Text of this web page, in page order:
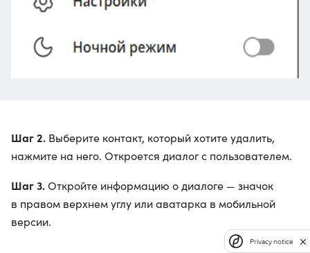
Шаг 2. Выберите контакт, который хотите удалить,
нажмите на него. Откроется диалог с пользователем.
Шаг 3.Откройте информацию о диалоге — значок
в правом верхнем углу или аватарка в мобильной
версии.
Privacy notice